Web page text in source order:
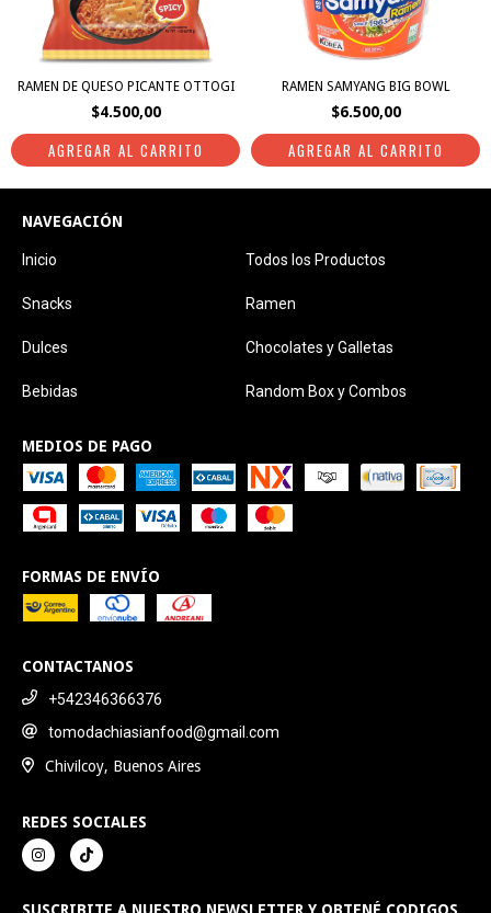
RAMEN DE QUESO PICANTE OTTOGI
$4.500,00
RAMEN SAMYANG BIG BOWL
$6.500,00
NAVEGACIÓN
Inicio Todos los Productos
Snacks Ramen
Dulces Chocolates y Galletas
Bebidas Random Box y Combos
MEDIOS DE PAGO
FORMAS DE ENVÍO
CONTACTANOS
+542346366376
tomodachiasianfood@gmail.com
Chivilcoy, Buenos Aires
REDES SOCIALES
SUSCRIBITE A NUESTRO NEWSLETTER Y OBTENÉ CODIGOS